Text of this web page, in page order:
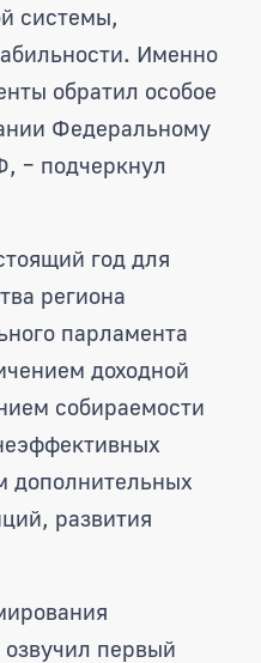
системы,
Именно
обратил особое
Федеральному
– подчеркнул
год для
региона
парламента
доходной
собираемости
дополнительных
развития
первый